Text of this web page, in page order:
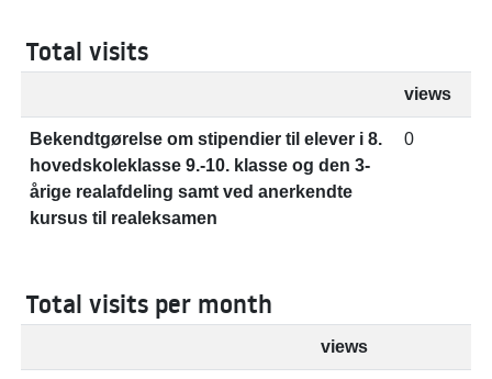
Total visits
views
Bekendtgørelse om stipendier til elever i 8.
hovedskoleklasse 9.-10. klasse og den 3-
årige realafdeling samt ved anerkendte
kursus til realeksamen
0
Total visits per month
views